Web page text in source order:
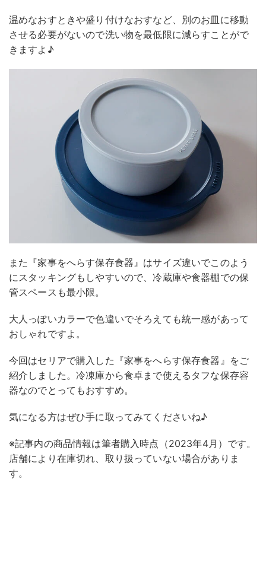
温めなおすときや盛り付けなおすなど、別のお皿に移動
させる必要がないので洗い物を最低限に減らすことがで
きますよ♪
また『家事をへらす保存食器』はサイズ違いでこのよう
にスタッキングもしやすいので、冷蔵庫や食器棚での保
管スペースも最小限。
大人っぽいカラーで色違いでそろえても統一感があって
おしゃれですよ。
今回はセリアで購入した『家事をへらす保存食器』をご
紹介しました。冷凍庫から食卓まで使えるタフな保存容
器なのでとってもおすすめ。
気になる方はぜひ手に取ってみてくださいね♪
※記事内の商品情報は筆者購入時点（2023年4月）です。
店舗により在庫切れ、取り扱っていない場合がありま
す。